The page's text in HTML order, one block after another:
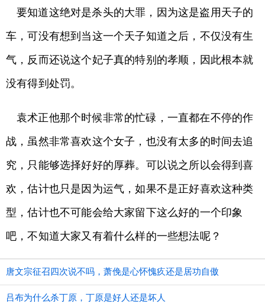
要知道这绝对是杀头的大罪，因为这是盗用天子的
车，可没有想到当这一个天子知道之后，不仅没有生
气，反而还说这个妃子真的特别的孝顺，因此根本就
没有得到处罚。
袁术正他那个时候非常的忙碌，一直都在不停的作
战，虽然非常喜欢这个女子，也没有太多的时间去追
究，只能够选择好好的厚葬。可以说之所以会得到喜
欢，估计也只是因为运气，如果不是正好喜欢这种类
型，估计也不可能会给大家留下这么好的一个印象
吧，不知道大家又有着什么样的一些想法呢？
唐文宗征召四次说不吗，萧俛是心怀愧疚还是居功自傲
吕布为什么杀丁原，丁原是好人还是坏人